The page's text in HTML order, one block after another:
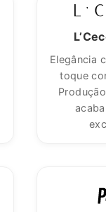
Elegância
toque